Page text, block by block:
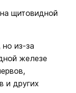
щитовидной
из-за
железе
и других